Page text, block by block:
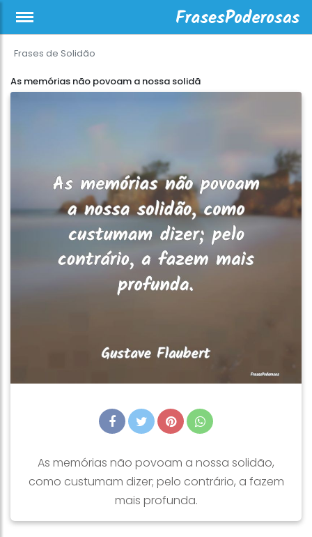
Frases de Solidão
As memórias não povoam a nossa solidã
As memórias não povoam a nossa solidão,
como custumam dizer; pelo contrário, a fazem
mais profunda.